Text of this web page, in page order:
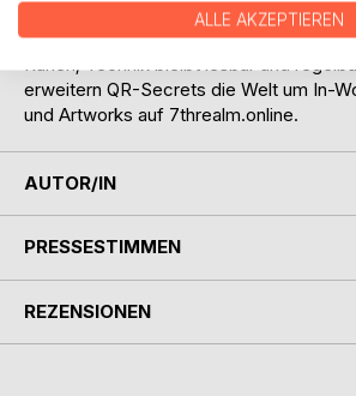
Magie funktioniert über klar definierte
erweitern QR-Secrets die Welt um In-
und Artworks auf 7threalm.online.
AUTOR/IN
PRESSESTIMMEN
REZENSIONEN
ALLE AKZEPTIEREN